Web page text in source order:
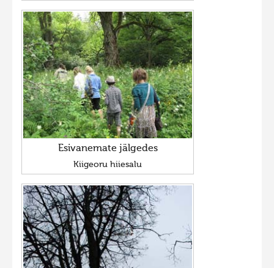
Esivanemate jälgedes
Kiigeoru hiiesalu